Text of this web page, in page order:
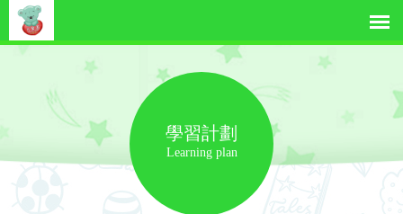
學習計劃
Learning plan